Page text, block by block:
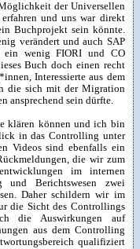
der Universellen
und uns war direkt
Buchprojekt sein könnte.
verändert und auch SAP
ein wenig FIORI und CO
Buch doch einen recht
Interessierte aus dem
die sich mit der Migration
ansprechend sein dürfte.
klären können und ich bin
in das Controlling unter
Videos sind ebenfalls ein
die wir zum
im internen
und Berichtswesen zwei
Daher schildern wir im
die Sicht des Controllings
die Auswirkungen auf
aus dem Controlling
qualifiziert